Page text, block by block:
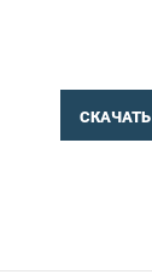
СКАЧАТЬ